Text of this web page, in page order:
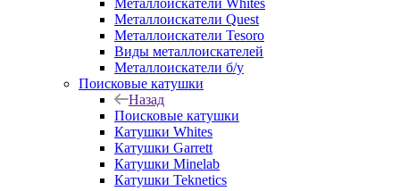
Металлоискатели Whites
Металлоискатели Quest
Металлоискатели Tesoro
Виды металлоискателей
Металлоискатели б/у
Поисковые катушки
Назад
Поисковые катушки
Катушки Whites
Катушки Garrett
Катушки Minelab
Катушки Teknetics